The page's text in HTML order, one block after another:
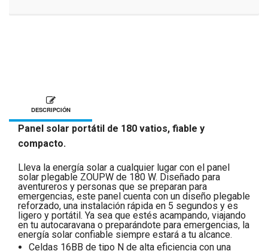
DESCRIPCIÓN
Panel solar portátil de 180 vatios, fiable y
compacto.
Lleva la energía solar a cualquier lugar con el panel
solar plegable ZOUPW de 180 W. Diseñado para
aventureros y personas que se preparan para
emergencias, este panel cuenta con un diseño plegable
reforzado, una instalación rápida en 5 segundos y es
ligero y portátil. Ya sea que estés acampando, viajando
en tu autocaravana o preparándote para emergencias, la
energía solar confiable siempre estará a tu alcance.
Celdas 16BB de tipo N de alta eficiencia con una